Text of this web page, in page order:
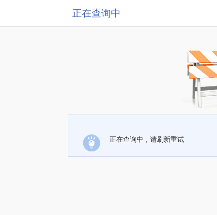
正在查询中
正在查询中，请刷新重试